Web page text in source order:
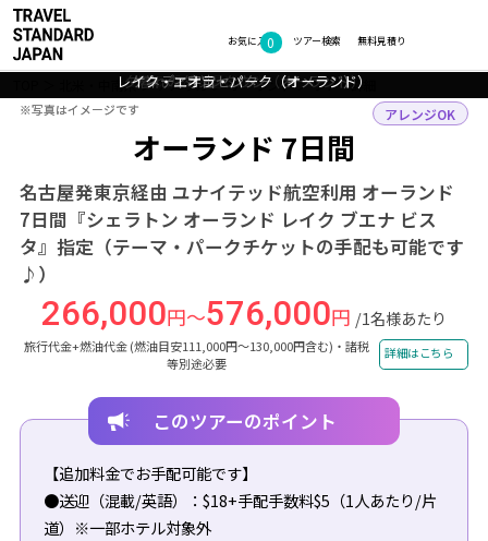
お気に入り
0 無料見積り
ツアー検索
北米・中南米 アメリカ オーランド ツアー詳細
オーランド 7日間
名古屋発東京経由 ユナイテッド航空利用 オーランド
7日間『シェラトン オーランド レイク ブエナ ビス
タ』指定（テーマ・パークチケットの手配も可能です
♪）
アレンジOK
266,000円～576,000円 /1名様あたり
旅行代金+燃油代金 (燃油目安111,000円～130,000円含む)・諸税
等別途必要
詳細はこちら
エオラ湖と高層ビル群（オーランド）
夕暮れのダウンタウン（オーランド）
ケネディ宇宙センター（イメージ）
レイク・エオラ・パーク（オーランド）
観覧車「オーランド・アイ」（オーランド）
フォトギャラリー
※写真はイメージです
※写真はイメージです
このツアーのポイント
【追加料金でお手配可能です】
●送迎（混載/英語）：$18+手配手数料$5（1人あたり/片
道）※一部ホテル対象外